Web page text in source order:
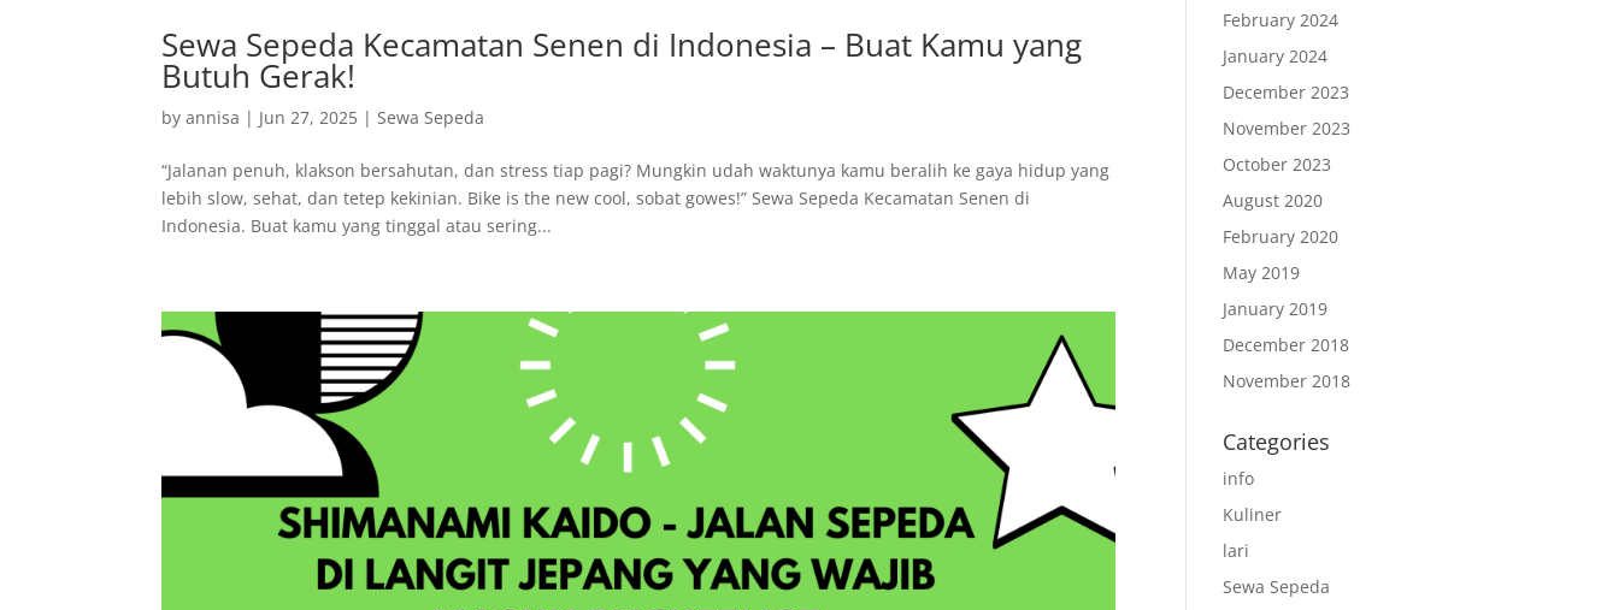
Sewa Sepeda Kecamatan Senen di Indonesia – Buat Kamu yang
Butuh Gerak!
byannisa | Jun 27, 2025 |Sewa Sepeda
“Jalanan penuh, klakson bersahutan, dan stress tiap pagi? Mungkin udah waktunya kamu beralih ke gaya hidup yang
lebih slow, sehat, dan tetep kekinian. Bike is the new cool, sobat gowes!” Sewa Sepeda Kecamatan Senen di
Indonesia. Buat kamu yang tinggal atau sering...
February 2024
January 2024
December 2023
November 2023
October 2023
August 2020
February 2020
May 2019
January 2019
December 2018
November 2018
Categories
info
Kuliner
lari
Sewa Sepeda